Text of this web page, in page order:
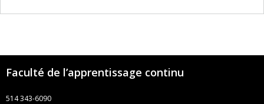
Faculté de l’apprentissage continu
514 343-6090